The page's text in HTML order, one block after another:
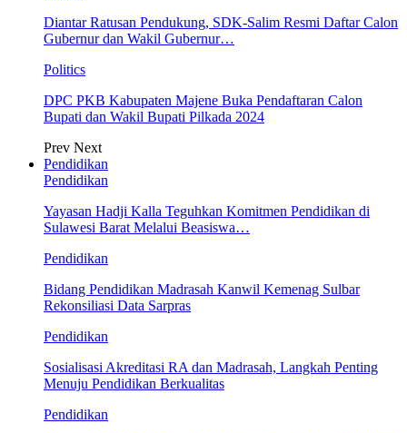
Diantar Ratusan Pendukung, SDK-Salim Resmi Daftar Calon
Gubernur dan Wakil Gubernur…
Politics
DPC PKB Kabupaten Majene Buka Pendaftaran Calon
Bupati dan Wakil Bupati Pilkada 2024
Prev Next
Pendidikan
Pendidikan
Yayasan Hadji Kalla Teguhkan Komitmen Pendidikan di
Sulawesi Barat Melalui Beasiswa…
Pendidikan
Bidang Pendidikan Madrasah Kanwil Kemenag Sulbar
Rekonsiliasi Data Sarpras
Pendidikan
Sosialisasi Akreditasi RA dan Madrasah, Langkah Penting
Menuju Pendidikan Berkualitas
Pendidikan